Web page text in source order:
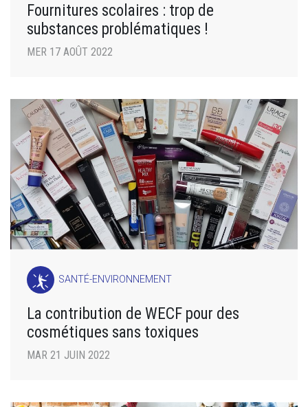
Fournitures scolaires : trop de
substances problématiques !
MER 17 AOÛT 2022
SANTÉ-ENVIRONNEMENT
La contribution de WECF pour des
cosmétiques sans toxiques
MAR 21 JUIN 2022